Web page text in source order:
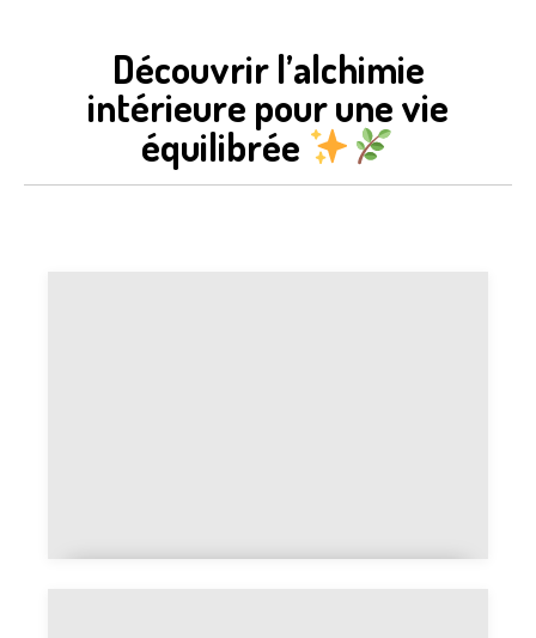
Découvrir l’alchimie
intérieure pour une vie
équilibrée